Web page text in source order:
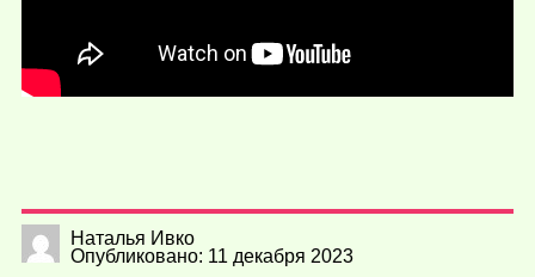
Наталья Ивко
Опубликовано: 11 декабря 2023